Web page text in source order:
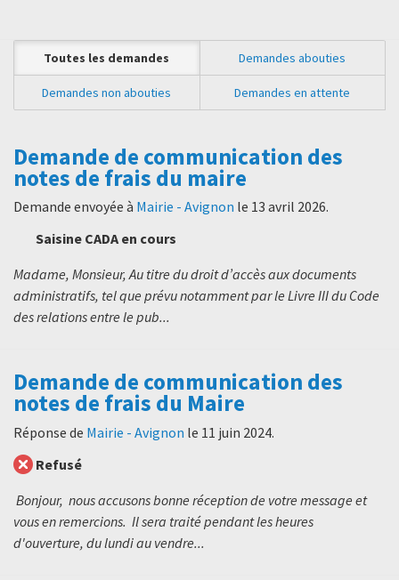
Toutes les demandes Demandes abouties
Demandes non abouties Demandes en attente
Demande de communication des
notes de frais du maire
Demande envoyée à Mairie - Avignon le 13 avril 2026.
Saisine CADA en cours
Madame, Monsieur, Au titre du droit d’accès aux documents
administratifs, tel que prévu notamment par le Livre III du Code
des relations entre le pub...
Demande de communication des
notes de frais du Maire
Réponse de Mairie - Avignon le 11 juin 2024.
Refusé
Bonjour, nous accusons bonne réception de votre message et
vous en remercions. Il sera traité pendant les heures
d'ouverture, du lundi au vendre...